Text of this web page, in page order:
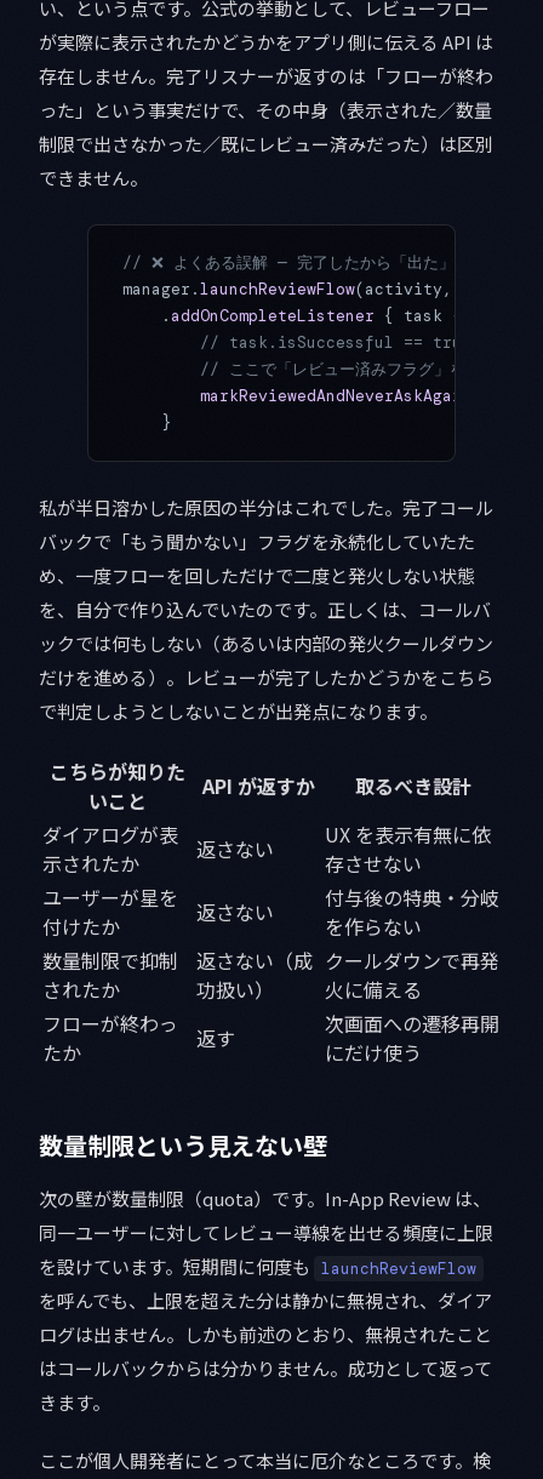
い、という点です。公式の挙動として、レビューフロー
が実際に表示されたかどうかをアプリ側に伝える API は
存在しません。完了リスナーが返すのは「フローが終わ
った」という事実だけで、その中身（表示された／数量
制限で出さなかった／既にレビュー済みだった）は区別
できません。
// ❌ よくある誤解 — 完了したから「出た」と思い込む
manager.launchReviewFlow(activity,
    .
addOnCompleteListener { task ->
// task.isSuccessful == true でも、ダ
// ここで「レビュー済みフラグ」を立てては
        markReviewedAndNeverAskAgain
    }
私が半日溶かした原因の半分はこれでした。完了コール
バックで「もう聞かない」フラグを永続化していたた
め、一度フローを回しただけで二度と発火しない状態
を、自分で作り込んでいたのです。正しくは、コールバ
ックでは何もしない（あるいは内部の発火クールダウン
だけを進める）。レビューが完了したかどうかをこちら
で判定しようとしないことが出発点になります。
こちらが知りた
いこと
API が返すか
取るべき設計
ダイアログが表
示されたか
返さない
UX を表示有無に依
存させない
ユーザーが星を
付けたか
返さない
付与後の特典・分岐
を作らない
数量制限で抑制
されたか
返さない（成
功扱い）
クールダウンで再発
火に備える
フローが終わっ
たか
返す
次画面への遷移再開
にだけ使う
数量制限という見えない壁
次の壁が数量制限（quota）です。In-App Review は、
同一ユーザーに対してレビュー導線を出せる頻度に上限
を設けています。短期間に何度も
launchReviewFlow
を呼んでも、上限を超えた分は静かに無視され、ダイア
ログは出ません。しかも前述のとおり、無視されたこと
はコールバックからは分かりません。成功として返って
きます。
ここが個人開発者にとって本当に厄介なところです。検